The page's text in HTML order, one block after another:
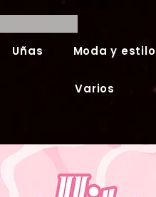
Uñas Moda y estilo
Varios